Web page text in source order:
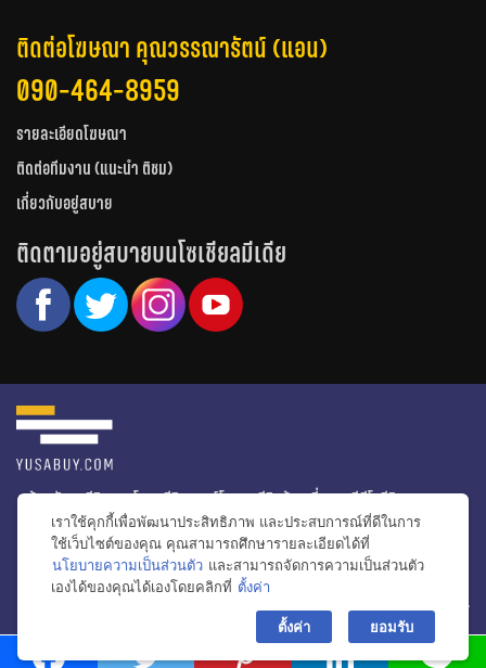
ติดต่อโฆษณา คุณวรรณารัตน์ (แอน)
090-464-8959
รายละเอียดโฆษณา
ติดต่อทีมงาน (แนะนำ ติชม)
เกี่ยวกับอยู่สบาย
ติดตามอยู่สบายบนโซเชียลมีเดีย
หน้าหลัก รีวิวคอนโด รีวิวทาวน์โฮม รีวิวบ้านเดี่ยว
วีดีโอรีวิว
ไอเดียแต่งบ้าน
ข่าวอสังหาริมทรัพย์
โปรโมชั่นบ้านและคอนโด
โครงการน่าสนใจ
© สงวนลิขสิทธิ์ 2556-2564
เราใช้คุกกี้เพื่อพัฒนาประสิทธิภาพ และประสบการณ์ที่ดีในการ
ใช้เว็บไซต์ของคุณ คุณสามารถศึกษารายละเอียดได้ที่
นโยบายความเป็นส่วนตัว และสามารถจัดการความเป็นส่วนตัว
เองได้ของคุณได้เองโดยคลิกที่ ตั้งค่า
ตั้งค่า ยอมรับ